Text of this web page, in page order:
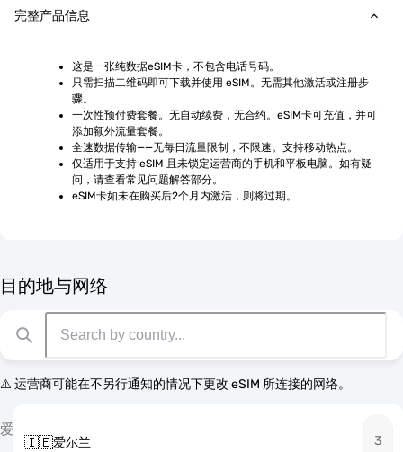
完整产品信息
这是一张纯数据eSIM卡，不包含电话号码。
只需扫描二维码即可下载并使用 eSIM。无需其他激活或注册步
骤。
一次性预付费套餐。无自动续费，无合约。eSIM卡可充值，并可
添加额外流量套餐。
全速数据传输——无每日流量限制，不限速。支持移动热点。
仅适用于支持 eSIM 且未锁定运营商的手机和平板电脑。如有疑
问，请查看常见问题解答部分。
eSIM卡如未在购买后2个月内激活，则将过期。
目的地与网络
⚠️ 运营商可能在不另行通知的情况下更改 eSIM 所连接的网络。
爱
🇮🇪爱尔兰 3